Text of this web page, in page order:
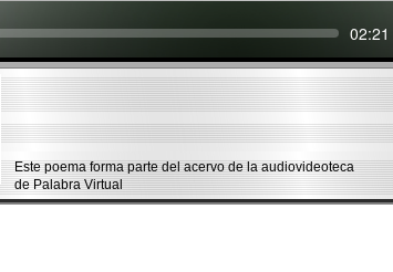
Seek Current
02:21
Este poema forma parte del acervo de la audiovideoteca
de Palabra Virtual